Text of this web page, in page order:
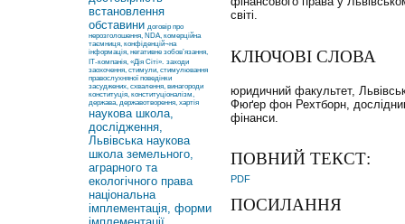
встановлення
обставини договір про
нерозголошення, NDA, комерційна
таємниця, конфіденцій¬на
інформація, негативне зобов’язання,
ІТ-компанія, «Дія Сіті». заходи
заохочення, стимули, стимулювання
правослухняної поведінки
засуджених, схвалення, винагороди
конституція, конституціоналізм,
держава, державотворення, хартія
наукова школа,
дослідження,
Львівська наукова
школа земельного,
аграрного та
екологічного права
національна
імплементація, форми
світі.
КЛЮЧОВІ СЛОВА
юридичний факультет,
Фюґер фон Рехтборн,
фінанси.
ПОВНИЙ ТЕКСТ:
PDF
ПОСИЛАННЯ